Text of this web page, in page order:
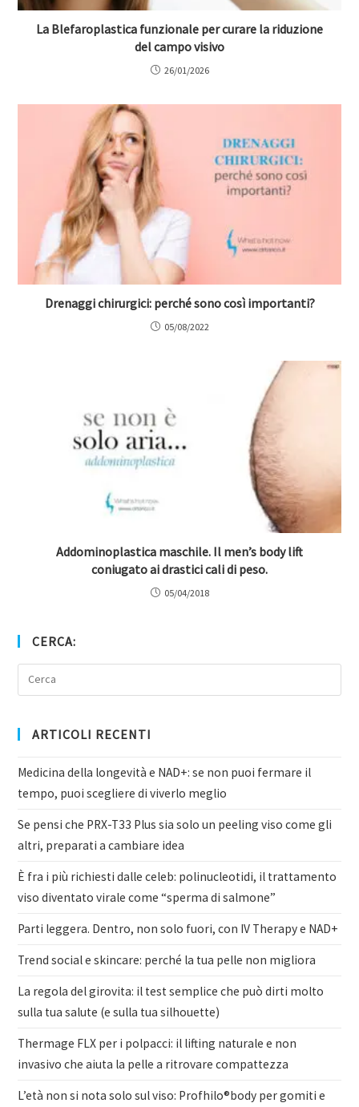
La Blefaroplastica funzionale per curare la riduzione
del campo visivo
26/01/2026
Drenaggi chirurgici: perché sono così importanti?
05/08/2022
Addominoplastica maschile. Il men’s body lift
coniugato ai drastici cali di peso.
05/04/2018
CERCA:
ARTICOLI RECENTI
Medicina della longevità e NAD+: se non puoi fermare il
tempo, puoi scegliere di viverlo meglio
Se pensi che PRX-T33 Plus sia solo un peeling viso come gli
altri, preparati a cambiare idea
È fra i più richiesti dalle celeb: polinucleotidi, il trattamento
viso diventato virale come “sperma di salmone”
Parti leggera. Dentro, non solo fuori, con IV Therapy e NAD+
Trend social e skincare: perché la tua pelle non migliora
La regola del girovita: il test semplice che può dirti molto
sulla tua salute (e sulla tua silhouette)
Thermage FLX per i polpacci: il lifting naturale e non
invasivo che aiuta la pelle a ritrovare compattezza
L’età non si nota solo sul viso: Profhilo®body per gomiti e